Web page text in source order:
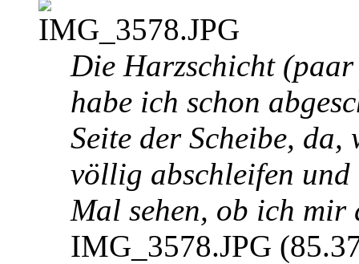
Die Harzschicht
habe ich schon
Seite der Scheibe,
völlig abschleifen und
Mal sehen, ob ich mir
IMG_3578.JPG